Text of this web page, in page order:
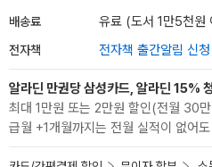
배송료 유료 (도서 1만5천원
전자책 전자책 출간알림 신청
알라딘 만권당 삼성카드, 알라딘 15%
최대 1만원 또는 2만원 할인(전월 30
급월 +1개월까지는 전월 실적이 없어